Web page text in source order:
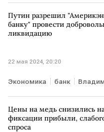
Путин разрешил
банку" провести
ликвидацию
22 мая 2024, 20:20
Экономика банк
Цены на медь снизились
фиксации прибыли,
спроса